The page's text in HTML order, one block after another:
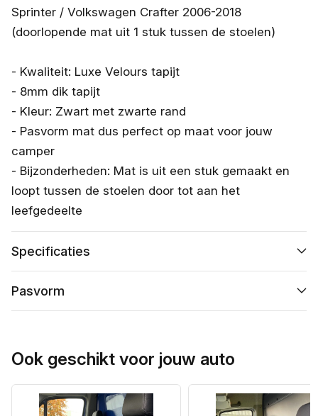
Sprinter / Volkswagen Crafter 2006-2018
(doorlopende mat uit 1 stuk tussen de stoelen)
- Kwaliteit: Luxe Velours tapijt
- 8mm dik tapijt
- Kleur: Zwart met zwarte rand
- Pasvorm mat dus perfect op maat voor jouw
camper
- Bijzonderheden: Mat is uit een stuk gemaakt en
loopt tussen de stoelen door tot aan het
leefgedeelte
Specificaties
Pasvorm
Ook geschikt voor jouw auto